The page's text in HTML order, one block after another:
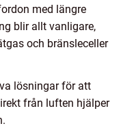
med längre
blir allt vanligare,
och bränsleceller
lösningar för att
från luften hjälper